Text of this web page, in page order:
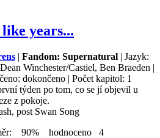
years...
| Fandom: Supernatural | Jazyk:
Winchester/Castiel, Ben Braeden |
dokončeno | Počet kapitol: 1
týden po tom, co se jí objevil u
z pokoje.
post Swan Song
90% hodnoceno 4